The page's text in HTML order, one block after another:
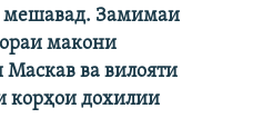
мешавад. Замимаи
макони
ва вилояти
корҳои дохилии